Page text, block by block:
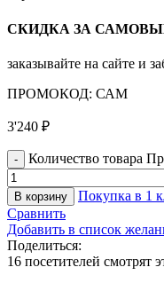
СКИДКА ЗА
заказывайте на сайте и
ПРОМОКОД: САМ
3'240 ₽
Количество товара
В корзину
Покупка в 1
Сравнить
Добавить в список
Поделиться:
16 посетителей смотрят